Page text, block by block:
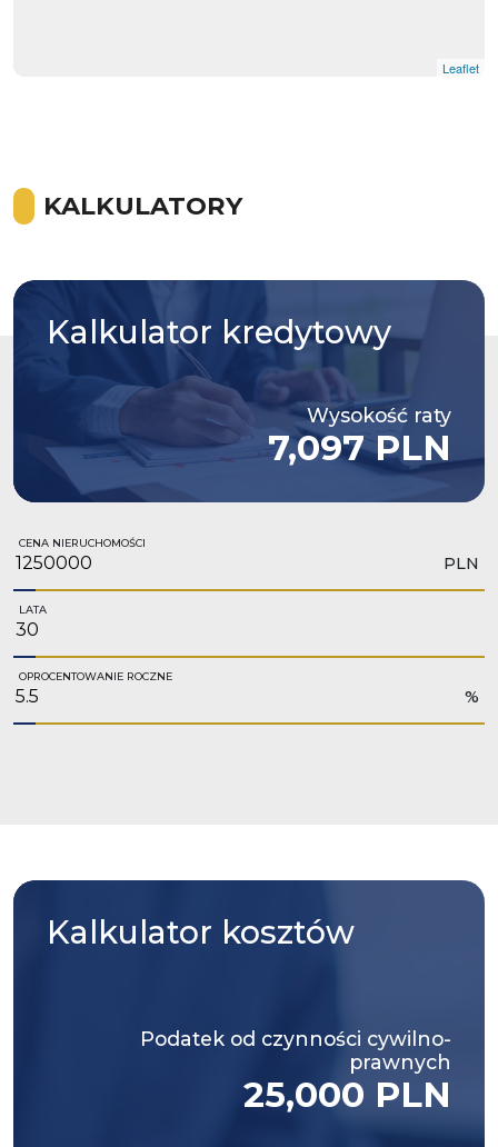
Leaflet
KALKULATORY
Kalkulator kredytowy
Wysokość raty
7,097 PLN
CENA NIERUCHOMOŚCI
PLN
LATA
OPROCENTOWANIE ROCZNE
%
Kalkulator kosztów
Podatek od czynności cywilno-
prawnych
25,000 PLN